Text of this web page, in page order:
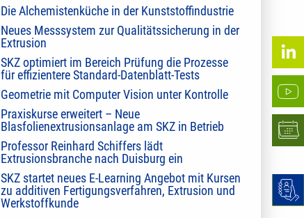
Die Alchemistenküche in der Kunststoffindustrie
Neues Messsystem zur Qualitätssicherung in der
Extrusion
SKZ optimiert im Bereich Prüfung die Prozesse
für effizientere Standard-Datenblatt-Tests
Geometrie mit Computer Vision unter Kontrolle
Praxiskurse erweitert – Neue
Blasfolienextrusionsanlage am SKZ in Betrieb
Professor Reinhard Schiffers lädt
Extrusionsbranche nach Duisburg ein
SKZ startet neues E-Learning Angebot mit Kursen
zu additiven Fertigungsverfahren, Extrusion und
Werkstoffkunde